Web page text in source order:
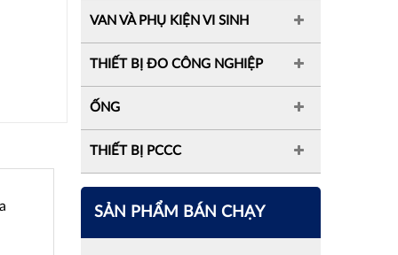
VAN VÀ PHỤ KIỆN VI SINH
THIẾT BỊ ĐO CÔNG NGHIỆP
ỐNG
THIẾT BỊ PCCC
SẢN PHẨM BÁN CHẠY